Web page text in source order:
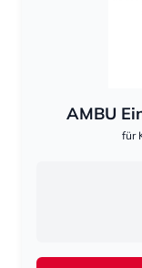
AMBU
für